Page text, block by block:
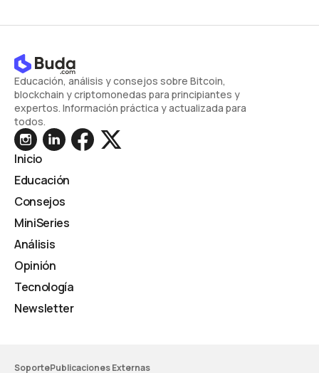
Educación, análisis y consejos sobre Bitcoin,
blockchain y criptomonedas para principiantes y
expertos. Información práctica y actualizada para
todos.
Inicio
Educación
Consejos
MiniSeries
Análisis
Opinión
Tecnología
Newsletter
SoportePublicaciones Externas